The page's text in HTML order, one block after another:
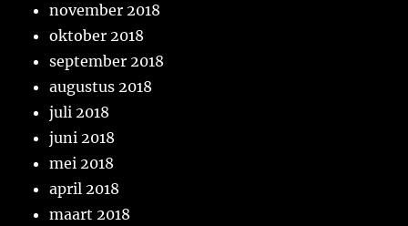
november 2018
oktober 2018
september 2018
augustus 2018
juli 2018
juni 2018
mei 2018
april 2018
maart 2018